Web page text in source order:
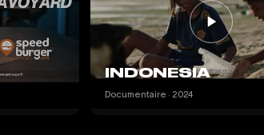
INDONESIA
Documentaire · 2024